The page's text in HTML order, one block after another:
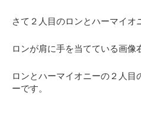
さて２人目のロンとハーマイオ
ロンが肩に手を当てている画像
ロンとハーマイオニーの２人目
ーです。